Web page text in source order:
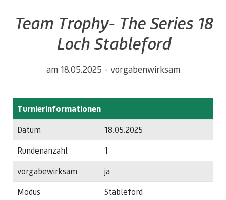
Team Trophy- The Series 18
Loch Stableford
am 18.05.2025 - vorgabenwirksam
Turnierinformationen
Datum
18.05.2025
Rundenanzahl
1
vorgabewirksam
ja
Modus
Stableford